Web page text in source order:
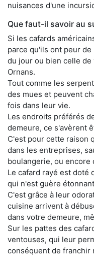
nuisances d'une
Que faut-il savoir au
Si les cafards
parce qu'ils ont peur
du jour ou bien celle
Ornans.
Tout comme les
des mues et peuvent
fois dans leur vie.
Les endroits préférés
demeure, ce s'avèrent
C'est pour cette raison
dans les entreprises,
boulangerie, ou encore
Le cafard rayé est doté
qui n'est guère
C'est grâce à leur
cuisine arrivent à
dans votre demeure,
Sur les pattes des
ventouses, qui leur
conséquent de franchir